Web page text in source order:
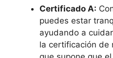
Certificado A:
puedes estar
ayudando a
la certificación de